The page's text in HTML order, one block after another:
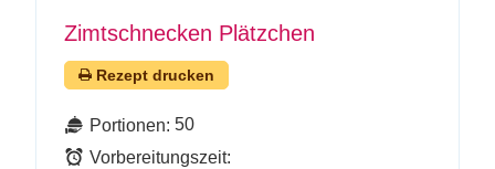
Zimtschnecken Plätzchen
Rezept drucken
Portionen: 50
Vorbereitungszeit: